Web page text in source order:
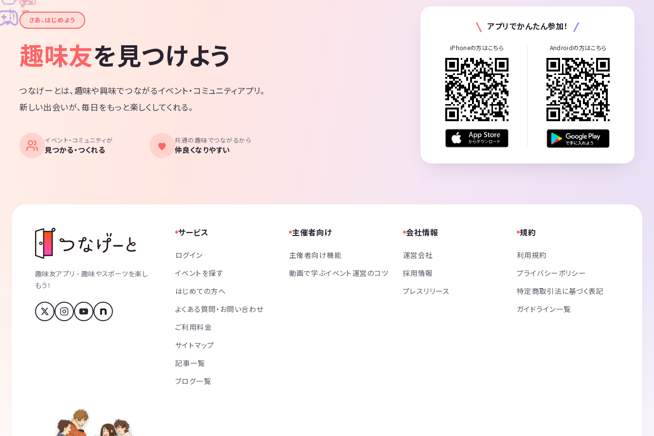
✦
✧
♪ さあ、はじめよう
趣味友を見つけよう
つなげーとは、趣味や興味でつながるイベント・コミュニティアプリ。
新しい出会いが、毎日をもっと楽しくしてくれる。
イベント・コミュニティが
見つかる・つくれる
共通の趣味でつながるから
仲良くなりやすい
アプリでかんたん参加！
iPhoneの方はこちら Androidの方はこちら
趣味友アプリ - 趣味やスポーツを楽し
もう！
サービス
ログイン
イベントを探す
はじめての方へ
よくある質問・お問い合わせ
ご利用料金
サイトマップ
記事一覧
ブログ一覧
主催者向け
主催者向け機能
動画で学ぶイベント運営のコツ
会社情報
運営会社
採用情報
プレスリリース
規約
利用規約
プライバシーポリシー
特定商取引法に基づく表記
ガイドライン一覧